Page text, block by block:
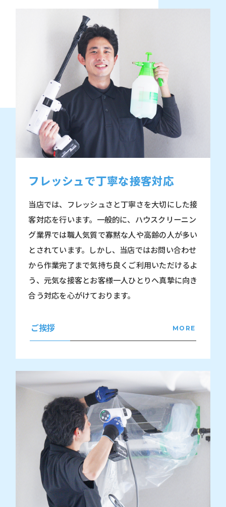
フレッシュで丁寧な接客対応
当店では、フレッシュさと丁寧さを大切にした接
客対応を行います。一般的に、ハウスクリーニン
グ業界では職人気質で寡黙な人や高齢の人が多い
とされています。しかし、当店ではお問い合わせ
から作業完了まで気持ち良くご利用いただけるよ
う、元気な接客とお客様一人ひとりへ真摯に向き
合う対応を心がけております。
ご挨拶